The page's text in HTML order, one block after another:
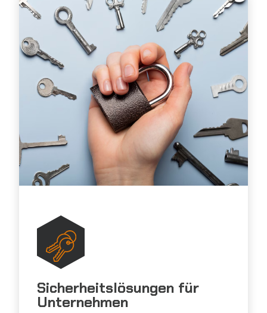
Sicherheitslösungen für
Unternehmen